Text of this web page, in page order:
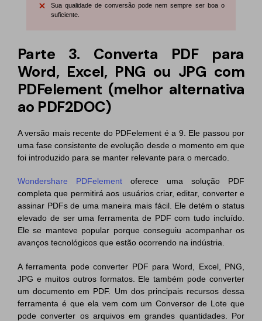
Sua qualidade de conversão pode nem sempre ser boa o
suficiente.
Parte 3. Converta PDF para
Word, Excel, PNG ou JPG com
PDFelement (melhor alternativa
ao PDF2DOC)
A versão mais recente do PDFelement é a 9. Ele passou por
uma fase consistente de evolução desde o momento em que
foi introduzido para se manter relevante para o mercado.
Wondershare PDFelement oferece uma solução PDF
completa que permitirá aos usuários criar, editar, converter e
assinar PDFs de uma maneira mais fácil. Ele detém o status
elevado de ser uma ferramenta de PDF com tudo incluído.
Ele se manteve popular porque conseguiu acompanhar os
avanços tecnológicos que estão ocorrendo na indústria.
A ferramenta pode converter PDF para Word, Excel, PNG,
JPG e muitos outros formatos. Ele também pode converter
um documento em PDF. Um dos principais recursos dessa
ferramenta é que ela vem com um Conversor de Lote que
pode converter os arquivos em grandes quantidades. Por